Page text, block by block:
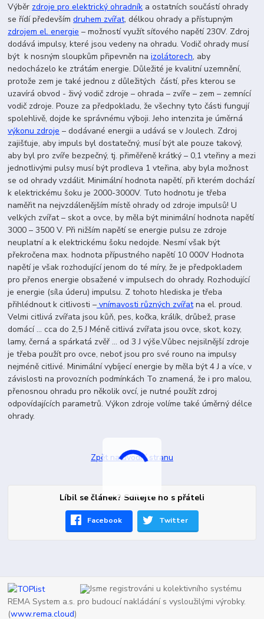
Výběr zdroje pro elektrický ohradník a ostatních součástí ohrady
se řídí předevšímdruhem zvířat, délkou ohrady a přístupným
zdrojem el. energie – možností využít síťového napětí 230V. Zdroj
dodává impulsy, které jsou vedeny na ohradu. Vodič ohrady musí
být k nosným sloupkům připevněn naizolátorech, aby
nedocházelo ke ztrátám energie. Důležité je kvalitní uzemnění,
protože zem je také jednou z důležitých částí, přes kterou se
uzavírá obvod - živý vodič zdroje – ohrada – zvíře – zem – zemnící
vodič zdroje. Pouze za předpokladu, že všechny tyto části fungují
spolehlivě, dojde ke správnému výboji. Jeho intenzita je úměrná
výkonu zdroje – dodávané energii a udává se v Joulech. Zdroj
zajišťuje, aby impuls byl dostatečný, musí být ale pouze takový,
aby byl pro zvíře bezpečný, tj. přiměřeně krátký – 0,1 vteřiny a mezi
jednotlivými pulsy musí být prodleva 1 vteřina, aby byla možnost
se od ohrady vzdálit. Minimální hodnota napětí, při kterém dochází
k elektrickému šoku je 2000-3000V. Tuto hodnotu je třeba
naměřit na nejvzdálenějším místě ohrady od zdroje impulsů! U
velkých zvířat – skot a ovce, by měla být minimální hodnota napětí
3000 – 3500 V. Při nižším napětí se energie pulsu ze zdroje
neuplatní a k elektrickému šoku nedojde. Nesmí však být
překročena max. hodnota přípustného napětí 10 000V Hodnota
napětí je však rozhodující jenom do té míry, že je předpokladem
pro přenos energie obsažené v impulsech do ohrady. Rozhodující
je energie (síla úderu) impulsu. Z tohoto hlediska je třeba
přihlédnout k citlivosti – vnímavosti různých zvířatna el. proud.
Velmi citlivá zvířata jsou kůň, pes, kočka, králík, drůbež, prase
domácí … cca do 2,5 J Méně citlivá zvířata jsou ovce, skot, kozy,
lamy, černá a spárkatá zvěř … od 3 J výše.Vůbec nejsilnější zdroje
je třeba použít pro ovce, neboť jsou pro své rouno na impulsy
nejméně citlivé. Minimální vybíjecí energie by měla být 4 J a více, v
závislosti na provozních podmínkách To znamená, že i pro malou,
přenosnou ohradu pro několik ovcí, je nutné použít zdroj
odpovídajících parametrů. Výkon zdroje volíme také úměrný délce
ohrady.
Zpět na úvodní stranu
Líbil se článek? Sdílejte ho s přáteli
Facebook Twitter
Jsme registrováni u kolektivního systému
REMA System a.s. pro budoucí nakládání s vysloužilými výrobky.
(www.rema.cloud)